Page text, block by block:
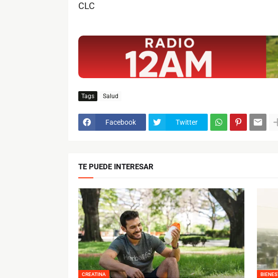
CLC
Tags Salud
Facebook Twitter
TE PUEDE INTERESAR
CREATINA